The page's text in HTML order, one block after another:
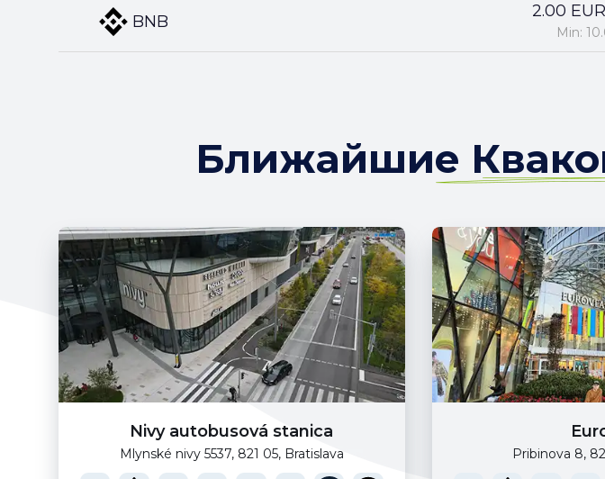
BNB
2.00
Min:
Ближайшие
Nivy autobusová stanica
Mlynské nivy 5537, 821 05, Bratislava Pribinova 8,